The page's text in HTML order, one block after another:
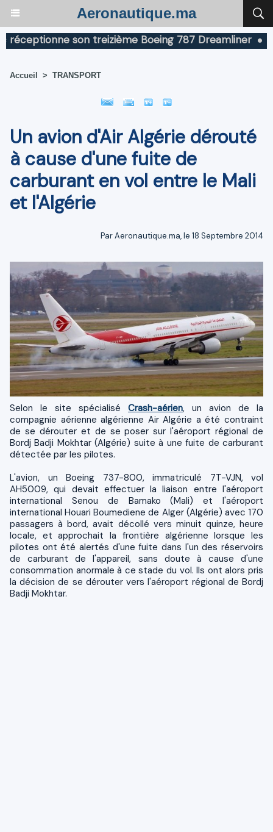
Aeronautique.ma
son treizième Boeing 787 Dreamliner
Accueil > TRANSPORT
Un avion d'Air Algérie dérouté
à cause d'une fuite de
carburant en vol entre le Mali
et l'Algérie
Par Aeronautique.ma, le 18 Septembre 2014
Selon le site spécialisé Crash-aérien, un avion de la
compagnie aérienne algérienne Air Algérie a été contraint
de se dérouter et de se poser sur l'aéroport régional de
Bordj Badji Mokhtar (Algérie) suite à une fuite de carburant
détectée par les pilotes.
L'avion, un Boeing 737-800, immatriculé 7T-VJN, vol
AH5009, qui devait effectuer la liaison entre l'aéroport
international Senou de Bamako (Mali) et l'aéroport
international Houari Boumediene de Alger (Algérie) avec 170
passagers à bord, avait décollé vers minuit quinze, heure
locale, et approchait la frontière algérienne lorsque les
pilotes ont été alertés d'une fuite dans l'un des réservoirs
de carburant de l'appareil, sans doute à cause d'une
consommation anormale à ce stade du vol. Ils ont alors pris
la décision de se dérouter vers l'aéroport régional de Bordj
Badji Mokhtar.